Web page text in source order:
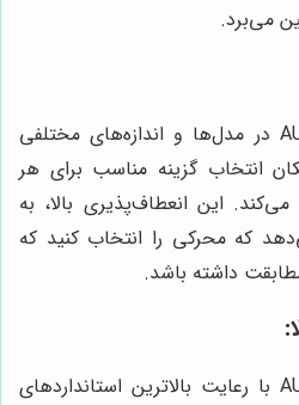
می‌برد.
محرک‌های برقی AUMA در مدل‌ها و اندازه‌های مختلفی
انتخاب گزینه مناسب برای هر
این انعطاف‌پذیری بالا، به
که محرکی را انتخاب کنید که
داشته باشد.
محرک‌های برقی AUMA با رعایت بالاترین استانداردهای